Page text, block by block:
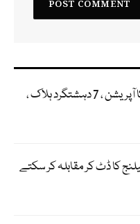
ہنگو میں سکیورٹی فورسز کا آپریشن ، 7 دہشتگرد ہلاک ،
کا ڈٹ کر مقابلہ کر سکتے